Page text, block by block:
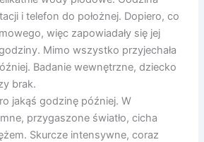
i telefon do położnej. Dopiero, co
więc zapowiadały się jej
Mimo wszystko przyjechała
Badanie wewnętrzne, dziecko
brak.
jakąś godzinę później. W
przygaszone światło, cicha
Skurcze intensywne, coraz